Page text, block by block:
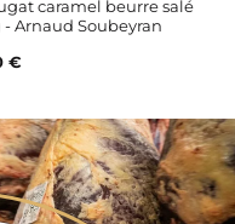
caramel beurre salé
- Arnaud Soubeyran
€